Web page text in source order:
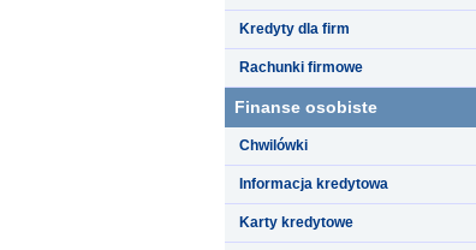
Kredyty dla firm
Rachunki firmowe
Finanse osobiste
Chwilówki
Informacja kredytowa
Karty kredytowe